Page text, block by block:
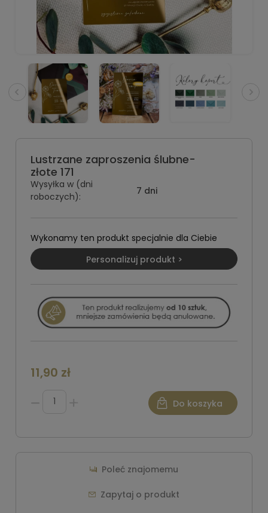
Lustrzane zaproszenia ślubne-
złote 171
Wysyłka w (dni
roboczych):
7 dni
Wykonamy ten produkt specjalnie dla Ciebie
Personalizuj produkt >
11,90 zł
Do koszyka
Zapytaj o produkt
Poleć znajomemu